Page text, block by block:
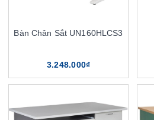
Bàn Chân Sắt UN160HLCS3
3.248.000₫